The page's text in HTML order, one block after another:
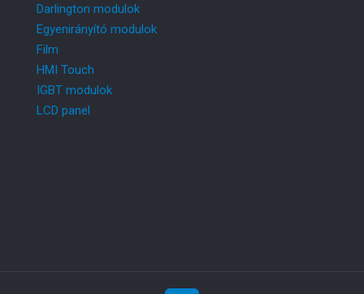
Darlington modulok
Egyenirányító modulok
Film
HMI Touch
IGBT modulok
LCD panel